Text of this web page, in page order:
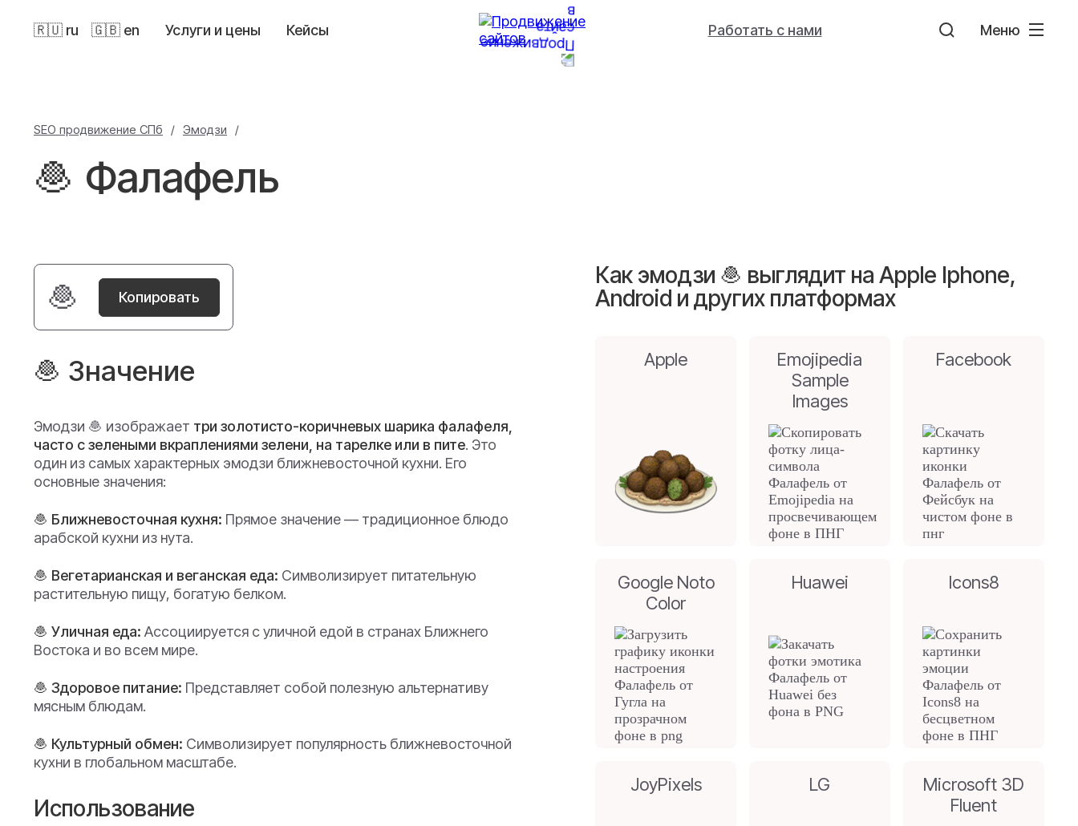
🇷🇺 ru 🇬🇧 en Услуги и цены Кейсы Работать с нами Меню
SEO продвижение СПб / Эмодзи /
🧆 Фалафель
🧆 Копировать
🧆 Значение
Эмодзи 🧆 изображает три золотисто-коричневых шарика фалафеля,
часто с зелеными вкраплениями зелени, на тарелке или в пите. Это
один из самых характерных эмодзи ближневосточной кухни. Его
основные значения:
🧆 Ближневосточная кухня: Прямое значение — традиционное блюдо
арабской кухни из нута.
🧆 Вегетарианская и веганская еда: Символизирует питательную
растительную пищу, богатую белком.
🧆 Уличная еда: Ассоциируется с уличной едой в странах Ближнего
Востока и во всем мире.
🧆 Здоровое питание: Представляет собой полезную альтернативу
мясным блюдам.
🧆 Культурный обмен: Символизирует популярность ближневосточной
кухни в глобальном масштабе.
Использование
Как эмодзи 🧆 выглядит на Apple Iphone,
Android и других платформах
Apple
Emojipedia
Sample
Images
Facebook
Google Noto
Color
Huawei Icons8
JoyPixels LG
Microsoft 3D
Fluent